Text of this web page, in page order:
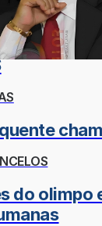
do olimpo